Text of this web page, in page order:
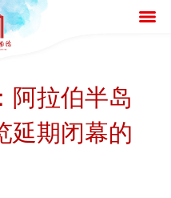
阿拉伯半岛
延期闭幕的